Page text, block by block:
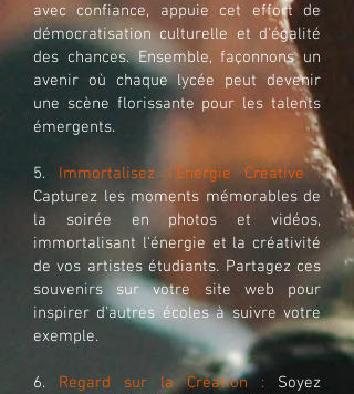
avec confiance, appuie cet effort de
démocratisation culturelle et d'égalité
des chances. Ensemble, façonnons un
avenir où chaque lycée peut devenir
une scène florissante pour les talents
émergents.
5. Immortalisez l'Énergie Créative :
Capturez les moments mémorables de
la soirée en photos et vidéos,
immortalisant l'énergie et la créativité
de vos artistes étudiants. Partagez ces
souvenirs sur votre site web pour
inspirer d'autres écoles à suivre votre
exemple.
6. Regard sur la Création : Soyez